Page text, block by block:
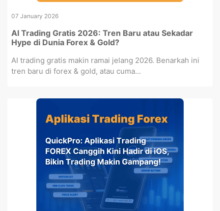
07 January 2026
AI Trading Gratis 2026: Tren Baru atau Sekadar
Hype di Dunia Forex & Gold?
AI trading gratis makin ramai jelang 2026. Benarkah ini
tren baru di forex & gold, atau cuma...